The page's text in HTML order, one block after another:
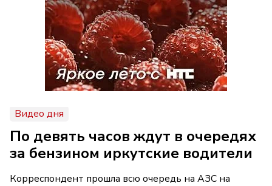
Видео дня
По девять часов ждут в очередях
за бензином иркутские водители
Корреспондент прошла всю очередь на АЗС на